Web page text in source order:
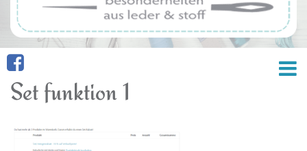
Set funktion 1